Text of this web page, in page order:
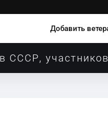
Добавить
СССР,